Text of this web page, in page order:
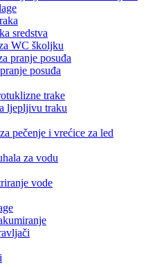
sredstva
WC školjku
pranje posuđa
posuđa
trake
ljepljivu traku
pečenje i vrećice za led
za vodu
vode